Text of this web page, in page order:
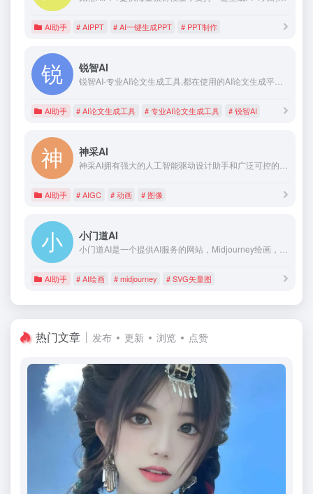
AI助手 # AIPPT # AI一键生成PPT # PPT制作
锐智AI
锐智AI-专业AI论文生成工具,都在使用的AI论文生成平台,一键原创生成,快速高效！选题/生成大纲/完整论文生成/文献综述等一键完成,辅助论文写作神器！
AI助手 # AI论文生成工具 # 专业AI论文生成工具 # 锐智AI
神采AI
神采AI拥有强大的人工智能驱动设计助手和广泛可控的AIGC（C-AIGC）模型风格库。可以帮助你从草图、照片或文本中生成出令人惊叹的AI艺术品，包括图像、视频和动画等形式。无论你是经验丰富的设计师还是初学者，神采AI都有你需要的一切，将你的想象力变为现实。神采AI是建筑师、室内设计师、产品设计师和游戏动漫设计师的必备工具。
AI助手 # AIGC # 动画 # 图像
小门道AI
小门道AI是一个提供AI服务的网站，Midjourney绘画，抠图，去除水印，魔法抹除，图片变清，无损放大，SVG矢量图等服务
AI助手 # AI绘画 # midjourney # SVG矢量图
热门文章 发布 更新 浏览 点赞